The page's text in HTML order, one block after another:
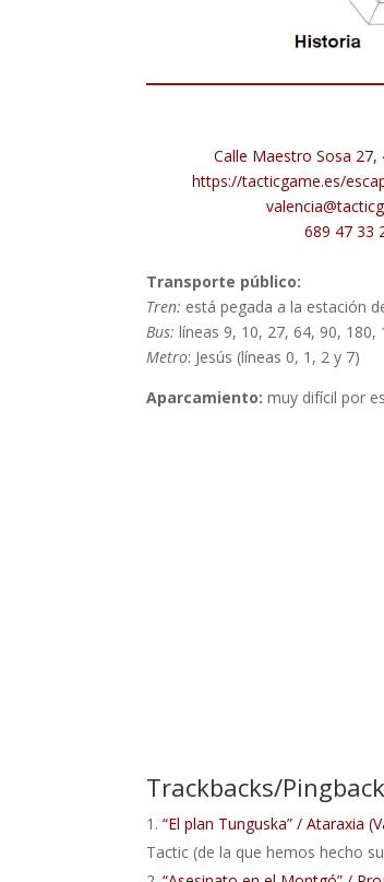
Calle Maestro Sosa 27,
https://tacticgame.es/
689 47 33
Transporte público:
Tren: está pegada a la estación
Bus:líneas 9, 10, 27, 64, 90, 180,
Metro: Jesús (líneas 0, 1, 2 y 7)
Aparcamiento:muy difícil por
Trackbacks/
“El plan Tunguska” / Ataraxia
Tactic (de la que hemos hecho